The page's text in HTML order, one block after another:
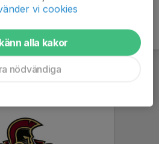
vi cookies
alla kakor
nödvändiga